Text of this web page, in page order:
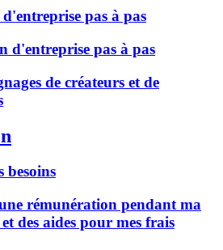
pas à pas
d'entreprise pas à pas
de créateurs et de
besoins
rémunération pendant ma
des aides pour mes frais